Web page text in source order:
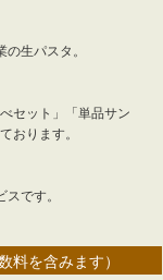
生パスタ。
セット」「単品サン
おります。
です。
料を含みます）